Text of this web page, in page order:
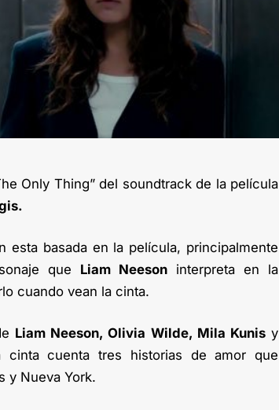
Only Thing” del soundtrack de la película
basada en la película, principalmente
que Liam Neesoninterpreta en la
cuando vean la cinta.
Liam Neeson, Olivia Wilde, Mila Kunisy
cuenta tres historias de amor que
y Nueva York.